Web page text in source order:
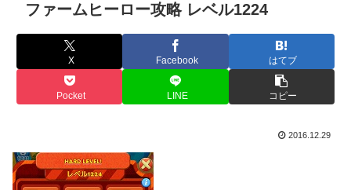
ファームヒーロー攻略 レベル1224
X Facebook はてブ
Pocket LINE コピー
2016.12.29